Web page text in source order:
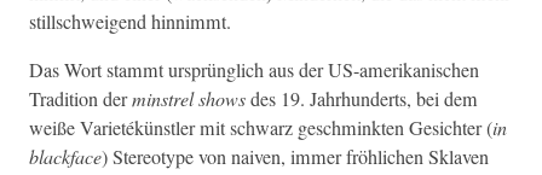
stillschweigend hinnimmt.
Das Wort stammt ursprünglich aus der US-amerikanis­chen
Tra­di­tion dermin­strel showsdes 19. Jahrhun­derts, bei dem
weiße Vari­etékün­stler mit schwarz geschmink­ten Gesichter (in
black­face) Stereo­type von naiv­en, immer fröh­lichen Sklaven